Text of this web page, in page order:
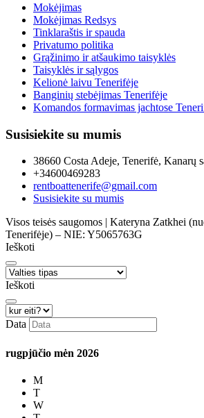
Mokėjimas
Mokėjimas Redsys
Tinklaraštis ir spauda
Privatumo politika
Grąžinimo ir atšaukimo taisyklės
Taisyklės ir sąlygos
Kelionė laivu Tenerifėje
Banginių stebėjimas Tenerifėje
Komandos formavimas jachtose
Susisiekite su mumis
38660 Costa Adeje, Tenerifė, Kanarų
+34600469283
rentboattenerife@gmail.com
Susisiekite su mumis
Visos teisės saugomos | Kateryna Zatkhei
Tenerifėje) – NIE: Y5065763G
Ieškoti
Ieškoti
Data
rugpjūčio mėn 2026
M
T
W